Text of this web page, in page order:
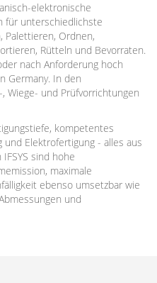
elektronische
für unterschiedlichste
Palettieren, Ordnen,
Rütteln und Bevorraten.
nach Anforderung hoch
Germany. In den
Wiege- und Prüfvorrichtungen
kompetentes
und Elektrofertigung - alles aus
IFSYS sind hohe
maximale
ebenso umsetzbar wie
und